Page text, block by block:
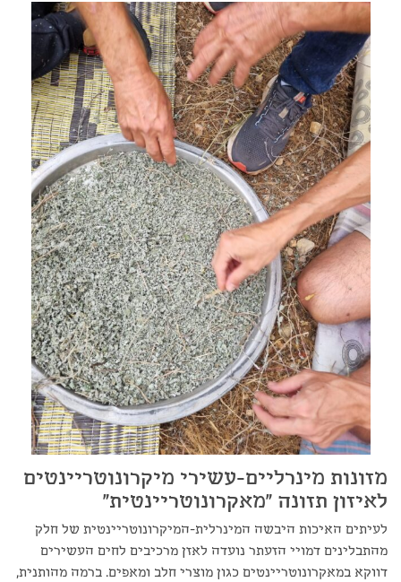
מזונות מינרליים-עשירי מיקרונוטריינטים
לאיזון תזונה "מאקרונוטריינטית"
לעיתים האיכות היבשה המינרלית-המיקרונוטריינטית של חלק
מהתבלינים דמויי הזעתר נועדה לאזן מרכיבים לחים העשירים
דווקא במאקרונוטריינטים כגון מוצרי חלב ומאפים. ברמה מהותנית,